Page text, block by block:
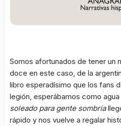
Somos afortunados de tener un
doce en este caso, de la
libro esperadísimo que los fans
legión, esperábamos como
soleado para gente sombría
rápido y nos vuelve a regalar